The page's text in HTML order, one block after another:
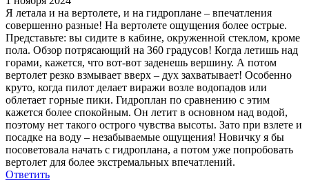
Я летала и на вертолете, и на гидроплане – впечатления
совершенно разные! На вертолете ощущения более острые.
Представьте: вы сидите в кабине, окруженной стеклом, кроме
пола. Обзор потрясающий на 360 градусов! Когда летишь над
горами, кажется, что вот-вот заденешь вершину. А потом
вертолет резко взмывает вверх – дух захватывает! Особенно
круто, когда пилот делает виражи возле водопадов или
облетает горные пики. Гидроплан по сравнению с этим
кажется более спокойным. Он летит в основном над водой,
поэтому нет такого острого чувства высоты. Зато при взлете и
посадке на воду – незабываемые ощущения! Новичку я бы
посоветовала начать с гидроплана, а потом уже попробовать
вертолет для более экстремальных впечатлений.
Ответить